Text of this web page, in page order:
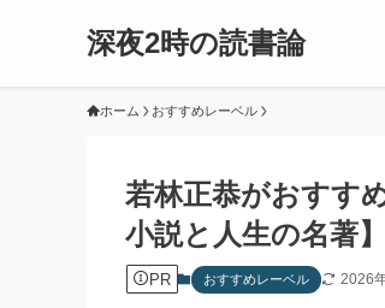
深夜2時の読書論
ホーム おすすめレーベル
若林正恭がおすす
小説と人生の名著】
PR おすすめレーベル 2026